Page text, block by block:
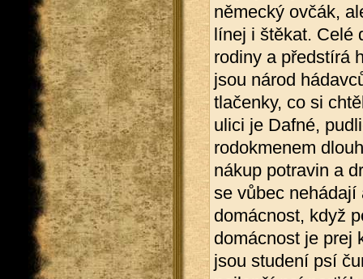
německý ovčák,
línej i štěkat. Celé
rodiny a předstírá
jsou národ
tlačenky, co si
ulici je Dafné,
rodokmenem
nákup potravin a
se vůbec nehádají
domácnost, když
domácnost je prej
jsou studení psí